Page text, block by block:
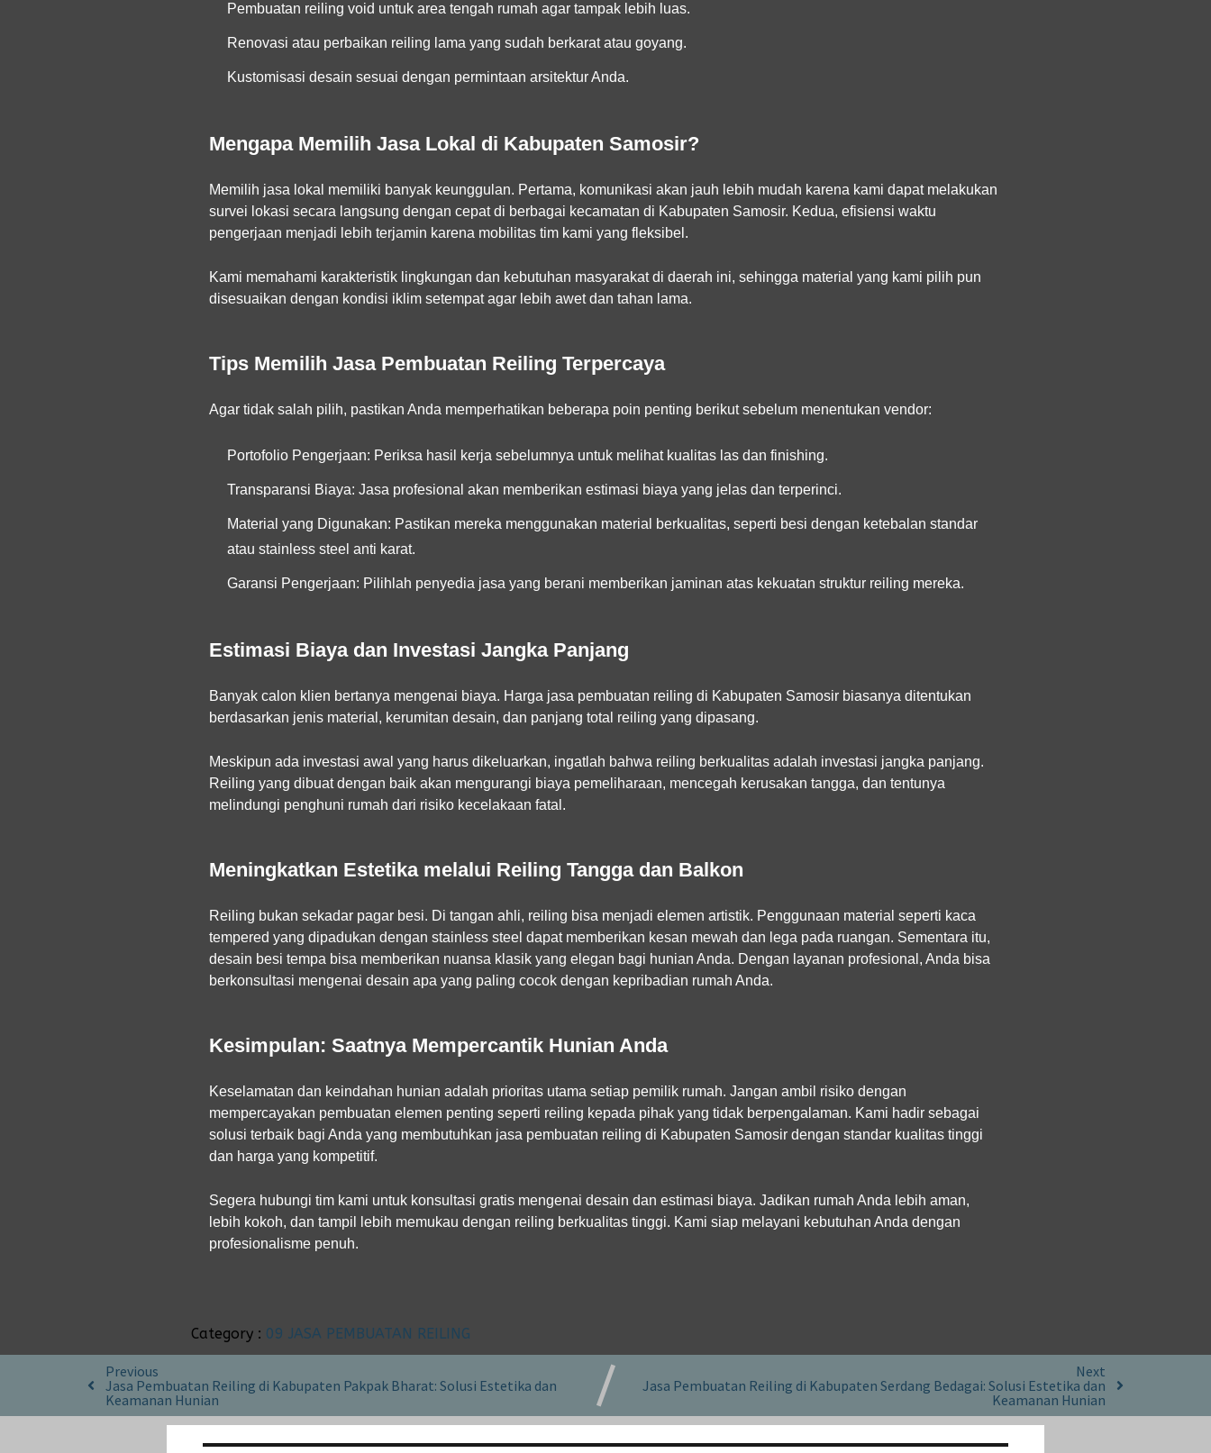
Pembuatan reiling void untuk area tengah rumah agar tampak lebih luas.
Renovasi atau perbaikan reiling lama yang sudah berkarat atau goyang.
Kustomisasi desain sesuai dengan permintaan arsitektur Anda.
Mengapa Memilih Jasa Lokal di Kabupaten Samosir?
Memilih jasa lokal memiliki banyak keunggulan. Pertama, komunikasi akan jauh lebih mudah karena kami dapat melakukan
survei lokasi secara langsung dengan cepat di berbagai kecamatan di Kabupaten Samosir. Kedua, efisiensi waktu
pengerjaan menjadi lebih terjamin karena mobilitas tim kami yang fleksibel.
Kami memahami karakteristik lingkungan dan kebutuhan masyarakat di daerah ini, sehingga material yang kami pilih pun
disesuaikan dengan kondisi iklim setempat agar lebih awet dan tahan lama.
Tips Memilih Jasa Pembuatan Reiling Terpercaya
Agar tidak salah pilih, pastikan Anda memperhatikan beberapa poin penting berikut sebelum menentukan vendor:
Portofolio Pengerjaan: Periksa hasil kerja sebelumnya untuk melihat kualitas las dan finishing.
Transparansi Biaya: Jasa profesional akan memberikan estimasi biaya yang jelas dan terperinci.
Material yang Digunakan: Pastikan mereka menggunakan material berkualitas, seperti besi dengan ketebalan standar
atau stainless steel anti karat.
Garansi Pengerjaan: Pilihlah penyedia jasa yang berani memberikan jaminan atas kekuatan struktur reiling mereka.
Estimasi Biaya dan Investasi Jangka Panjang
Banyak calon klien bertanya mengenai biaya. Harga jasa pembuatan reiling di Kabupaten Samosir biasanya ditentukan
berdasarkan jenis material, kerumitan desain, dan panjang total reiling yang dipasang.
Meskipun ada investasi awal yang harus dikeluarkan, ingatlah bahwa reiling berkualitas adalah investasi jangka panjang.
Reiling yang dibuat dengan baik akan mengurangi biaya pemeliharaan, mencegah kerusakan tangga, dan tentunya
melindungi penghuni rumah dari risiko kecelakaan fatal.
Meningkatkan Estetika melalui Reiling Tangga dan Balkon
Reiling bukan sekadar pagar besi. Di tangan ahli, reiling bisa menjadi elemen artistik. Penggunaan material seperti kaca
tempered yang dipadukan dengan stainless steel dapat memberikan kesan mewah dan lega pada ruangan. Sementara itu,
desain besi tempa bisa memberikan nuansa klasik yang elegan bagi hunian Anda. Dengan layanan profesional, Anda bisa
berkonsultasi mengenai desain apa yang paling cocok dengan kepribadian rumah Anda.
Kesimpulan: Saatnya Mempercantik Hunian Anda
Keselamatan dan keindahan hunian adalah prioritas utama setiap pemilik rumah. Jangan ambil risiko dengan
mempercayakan pembuatan elemen penting seperti reiling kepada pihak yang tidak berpengalaman. Kami hadir sebagai
solusi terbaik bagi Anda yang membutuhkan jasa pembuatan reiling di Kabupaten Samosir dengan standar kualitas tinggi
dan harga yang kompetitif.
Segera hubungi tim kami untuk konsultasi gratis mengenai desain dan estimasi biaya. Jadikan rumah Anda lebih aman,
lebih kokoh, dan tampil lebih memukau dengan reiling berkualitas tinggi. Kami siap melayani kebutuhan Anda dengan
profesionalisme penuh.
Category : 09 JASA PEMBUATAN REILING
Previous
Jasa Pembuatan Reiling di Kabupaten Pakpak Bharat: Solusi Estetika dan
Keamanan Hunian
Next
Jasa Pembuatan Reiling di Kabupaten Serdang Bedagai: Solusi Estetika dan
Keamanan Hunian